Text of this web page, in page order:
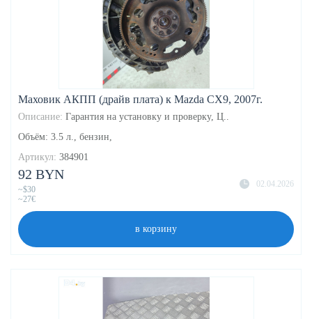
Маховик АКПП (драйв плата) к Mazda CX9, 2007г.
Описание: Гарантия на установку и проверку, Ц..
Объём: 3.5 л., бензин,
Артикул: 384901
02.04.2026
92 BYN
~$30
~27€
в корзину